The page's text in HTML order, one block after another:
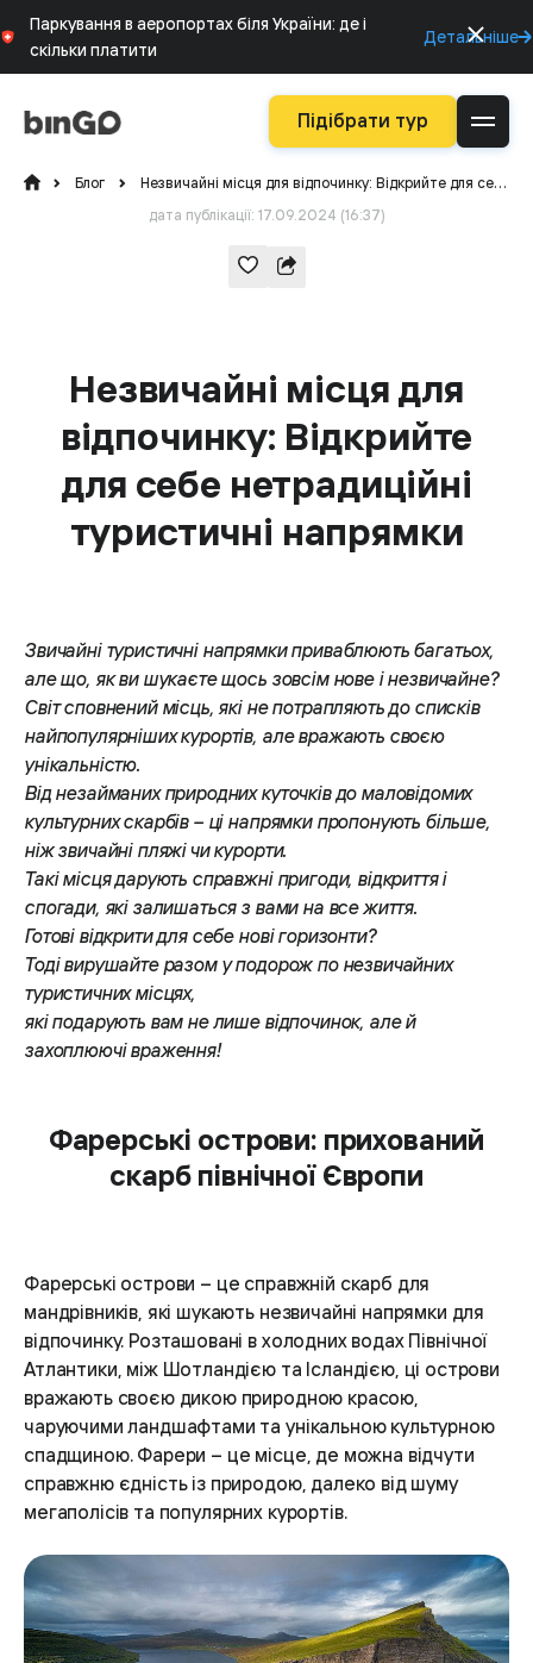
Паркування в аеропортах біля України: де і
скільки платити
Детальніше
Підібрати тур
Блог
Незвичайні місця для відпочинку: Відкрийте для себе нетрадиційні туристичні напрямки
дата публікації: 17.09.2024 (16:37)
Незвичайні місця для
відпочинку: Відкрийте
для себе нетрадиційні
туристичні напрямки
Звичайні туристичні напрямки приваблюють багатьох,
але що, як ви шукаєте щось зовсім нове і незвичайне?
Світ сповнений місць, які не потрапляють до списків
найпопулярніших курортів, але вражають своєю
унікальністю.
Від незайманих природних куточків до маловідомих
культурних скарбів – ці напрямки пропонують більше,
ніж звичайні пляжі чи курорти.
Такі місця дарують справжні пригоди, відкриття і
спогади, які залишаться з вами на все життя.
Готові відкрити для себе нові горизонти?
Тоді вирушайте разом у подорож по незвичайних
туристичних місцях,
які подарують вам не лише відпочинок, але й
захоплюючі враження!
Фарерські острови: прихований
скарб північної Європи
Фарерські острови – це справжній скарб для
мандрівників, які шукають незвичайні напрямки для
відпочинку. Розташовані в холодних водах Північної
Атлантики, між Шотландією та Ісландією, ці острови
вражають своєю дикою природною красою,
чаруючими ландшафтами та унікальною культурною
спадщиною. Фарери – це місце, де можна відчути
справжню єдність із природою, далеко від шуму
мегаполісів та популярних курортів.